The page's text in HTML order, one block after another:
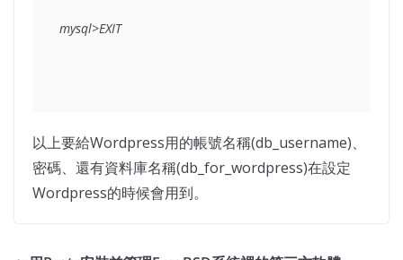
mysql>EXIT
以上要給Wordpress用的帳號名稱(db_username)、
密碼、還有資料庫名稱(db_for_wordpress)在設定
Wordpress的時候會用到。